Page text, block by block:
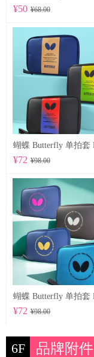
¥50 ¥68.00
¥72 ¥98.00
¥72 ¥98.00
6F 品牌附件